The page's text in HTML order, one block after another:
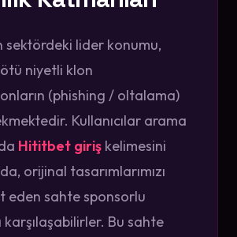
sektördeki lider konumu,
niyetli klon
(phishing / oltalama)
Kullanıcılar arama
Hititbet giriş kelimesini
orijinal tasarımlarımızı
eden sahte sponsorlu
Bu sahte